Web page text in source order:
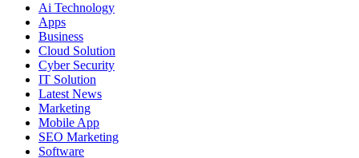
Ai Technology
Apps
Business
Cloud Solution
Cyber Security
IT Solution
Latest News
Marketing
Mobile App
SEO Marketing
Software